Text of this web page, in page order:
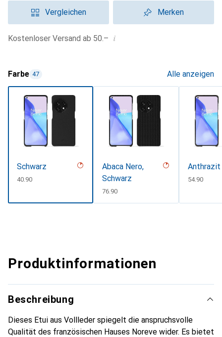
Vergleichen Merken
Kostenloser Versand ab 50.– i
Farbe 47 Alle anzeigen
Schwarz
CHF
40.90
Abaca Nero,
Schwarz
CHF
76.90
Anthrazit
CHF
54.90
Produktinformationen
Beschreibung
Dieses Etui aus Vollleder spiegelt die anspruchsvolle
Qualität des französischen Hauses Noreve wider. Es bietet